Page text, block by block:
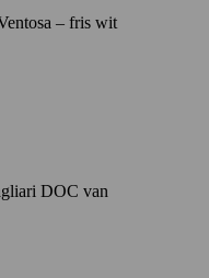
– fris wit